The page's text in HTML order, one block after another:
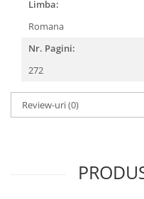
Limba:
Romana
Nr. Pagini:
272
Review-uri(0)